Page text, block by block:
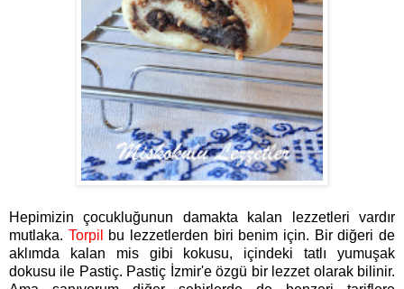
Hepimizin çocukluğunun damakta kalan lezzetleri vardır
mutlaka. Torpil
bu lezzetlerden biri benim için. Bir diğeri de
aklımda kalan mis gibi kokusu, içindeki tatlı yumuşak
dokusu ile Pastiç. Pastiç İzmir'e özgü bir lezzet olarak bilinir.